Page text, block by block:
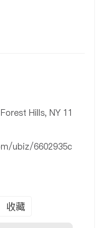
Hills, NY 11
ubiz/6602935c
收藏